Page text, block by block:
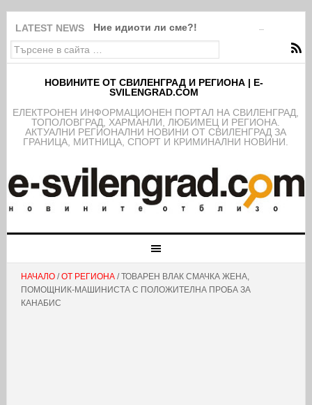
LATEST NEWS Ние идиоти ли сме?!
НОВИНИТЕ ОТ СВИЛЕНГРАД И РЕГИОНА | E-
SVILENGRAD.COM
EЛЕКТРОНЕН ИНФОРМАЦИОНЕН ПОРТАЛ НА СВИЛЕНГРАД,
ТОПОЛОВГРАД, ХАРМАНЛИ, ЛЮБИМЕЦ И РЕГИОНА.
АКТУАЛНИ РЕГИОНАЛНИ НОВИНИ ОТ СВИЛЕНГРАД ЗА
ГРАНИЦА, МИТНИЦА, СПОРТ И КРИМИНАЛНИ НОВИНИ.
НАЧАЛО/ОТ РЕГИОНА/ ТОВАРЕН ВЛАК СМАЧКА ЖЕНА,
ПОМОЩНИК-МАШИНИСТА С ПОЛОЖИТЕЛНА ПРОБА ЗА
КАНАБИС